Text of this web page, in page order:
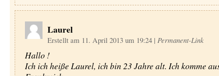
Laurel
Erstellt am 11. April 2013 um 19:24 | Permanent-Link
Hallo !
Ich ich heiße Laurel, ich bin 23 Jahre alt. Ich komme